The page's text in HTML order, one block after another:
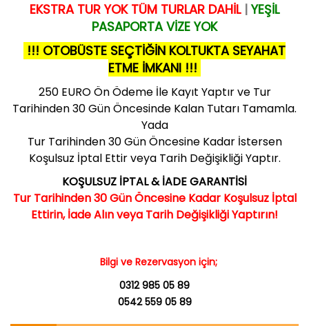
EKSTRA TUR YOK TÜM TURLAR DAHİL|YEŞİL
PASAPORTA VİZE YOK
!!! OTOBÜSTE SEÇTİĞİN KOLTUKTA SEYAHAT
ETME İMKANI !!!
250 EURO Ön Ödeme İle Kayıt Yaptır ve Tur
Tarihinden 30 Gün Öncesinde Kalan Tutarı Tamamla.
Yada
Tur Tarihinden 30 Gün Öncesine Kadar İstersen
Koşulsuz İptal Ettir veya Tarih Değişikliği Yaptır.
KOŞULSUZ İPTAL & İADE GARANTİSİ
Tur Tarihinden 30 Gün Öncesine Kadar Koşulsuz İptal
Ettirin, İade Alın veya Tarih Değişikliği Yaptırın!
Bilgi ve Rezervasyon için;
0312 985 05 89
0542 559 05 89